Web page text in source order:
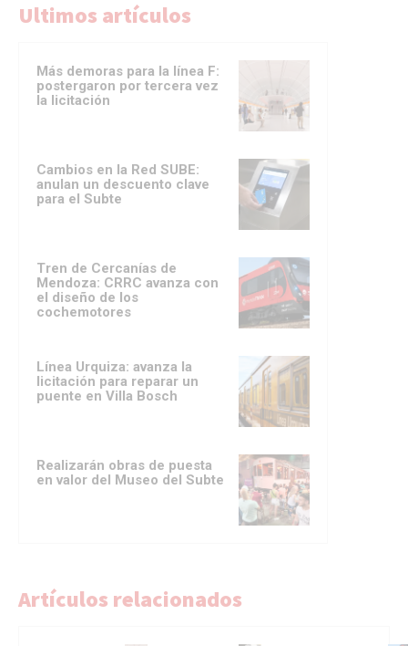
Ultimos artículos
Más demoras para la línea F:
postergaron por tercera vez
la licitación
Cambios en la Red SUBE:
anulan un descuento clave
para el Subte
Tren de Cercanías de
Mendoza: CRRC avanza con
el diseño de los
cochemotores
Línea Urquiza: avanza la
licitación para reparar un
puente en Villa Bosch
Realizarán obras de puesta
en valor del Museo del Subte
Artículos relacionados